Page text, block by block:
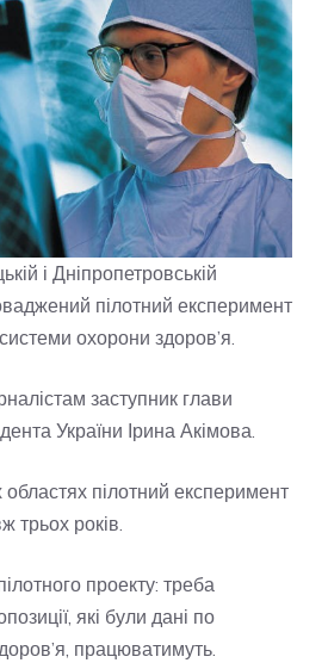
і Дніпропетровській
пілотний експеримент
охорони здоров’я.
заступник глави
України Ірина Акімова.
областях пілотний експеримент
трьох років.
проекту: треба
які були дані по
працюватимуть.